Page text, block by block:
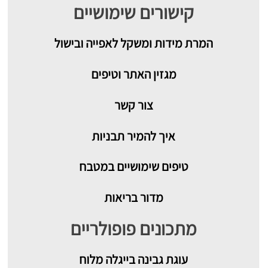
קישורים שימושיים
המרת מידות ומשקל לאפייה ובישול
מגזין האתר וטיפים
צור קשר
איך להמיר תבניות
טיפים שימושיים במטבח
מדור בריאות
מתכונים פופולריים
עוגת גבינה בייגלה מלוח